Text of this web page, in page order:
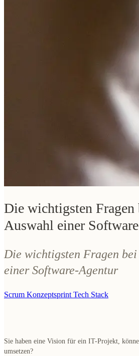
Die wichtigsten Fragen
Auswahl einer
Die wichtigsten Fragen
einer Software-Agentur
Scrum Konzeptsprint Tech Stack
Sie haben eine Vision für ein IT-Projekt,
umsetzen?